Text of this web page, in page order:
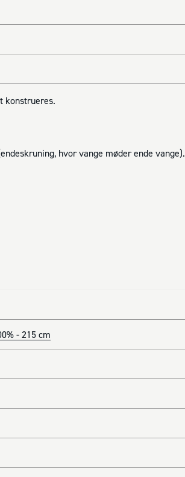
konstrueres.
hvor vange møder ende vange).
- 215 cm